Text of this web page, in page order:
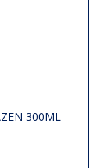
300ML